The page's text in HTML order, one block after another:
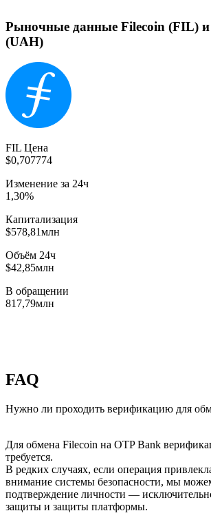
Рыночные данные Filecoin (FIL)
(UAH)
FIL Цена
$0,707774
Изменение за 24ч
1,30%
Капитализация
$578,81млн
Объём 24ч
$42,85млн
В обращении
817,79млн
FAQ
Нужно ли проходить верификацию для
Для обмена Filecoin на OTP Bank
требуется.
В редких случаях, если операция
внимание системы безопасности, мы
подтверждение личности —
защиты и защиты платформы.